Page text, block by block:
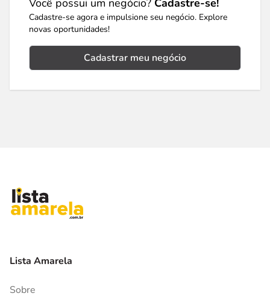
Você possui um negócio? Cadastre-se!
Cadastre-se agora e impulsione seu negócio. Explore
novas oportunidades!
Cadastrar meu negócio
Lista Amarela
Sobre